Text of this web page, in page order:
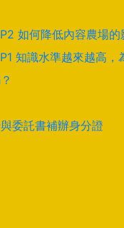
如何降低內容農場的
知識水準越來越高，
委託書補辦身分證